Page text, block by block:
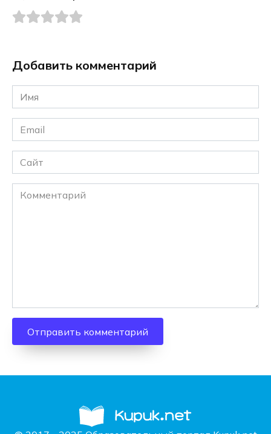
Добавить комментарий
Имя
*
Email
*
Сайт
Комментарий